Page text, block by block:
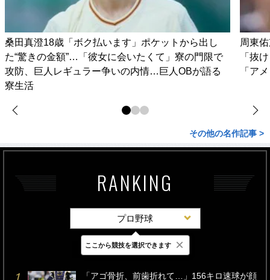
桑田真澄18歳「ボク払います」ポケットから出し
た“驚きの金額”…「彼女に会いたくて」寮の門限で
攻防、巨人レギュラー争いの内情…巨人OBが語る
寮生活
周東
「抜
「ア
その他の名作記事 >
RANKING
プロ野球
最新 24時間 週間
「アゴ骨折、前歯折れて…」156キロ速球が顔
ここから競技を選択できます ×